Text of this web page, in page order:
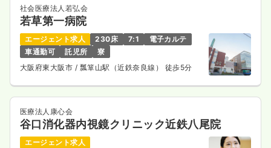
社会医療法人若弘会
若草第一病院
エージェント求人 230床 7:1
電子カルテ
車通勤可
託児所
寮
大阪府東大阪市 / 瓢箪山駅（近鉄奈良線） 徒歩5分
医療法人康心会
谷口消化器内視鏡クリニック近鉄八尾院
エージェント求人